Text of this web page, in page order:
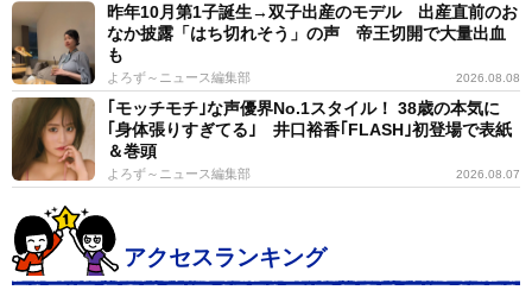
昨年10月第1子誕生→双子出産のモデル 出産直前のお
なか披露「はち切れそう」の声 帝王切開で大量出血
も
よろず～ニュース編集部 2026.08.08
｢モッチモチ｣な声優界No.1スタイル！ 38歳の本気に
｢身体張りすぎてる｣ 井口裕香｢FLASH｣初登場で表紙
＆巻頭
よろず～ニュース編集部 2026.08.07
アクセスランキング